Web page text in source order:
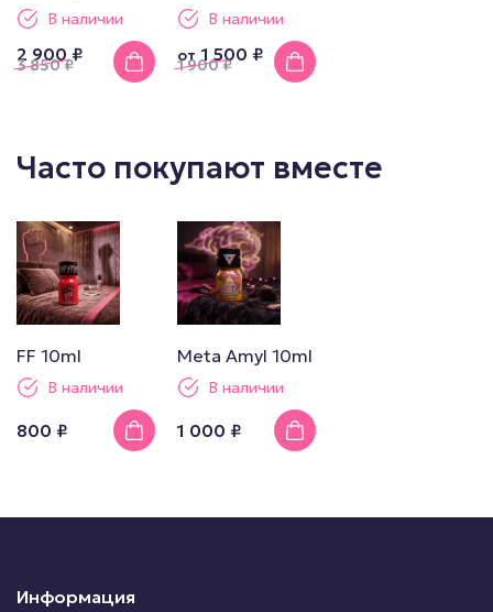
Edition 500ml
В наличии
2 900 ₽
3 850₽
В наличии
от 1 500 ₽
1 900₽
Часто покупают вместе
FF 10ml
В наличии
800 ₽
Meta Amyl 10ml
В наличии
1 000 ₽
Информация